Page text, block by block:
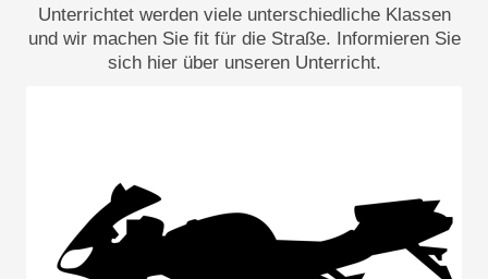
Unterrichtet werden viele unterschiedliche Klassen
und wir machen Sie fit für die Straße. Informieren Sie
sich hier über unseren Unterricht.